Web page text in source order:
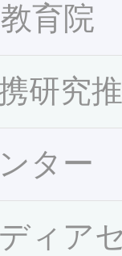
育院
研究
ター
ィア